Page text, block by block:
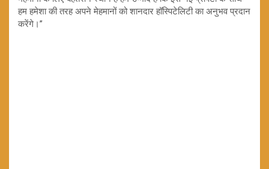
हम हमेशा की तरह अपने मेहमानों को शानदार हॉस्पिटेलिटी का अनुभव प्रदान
करेंगे।’’